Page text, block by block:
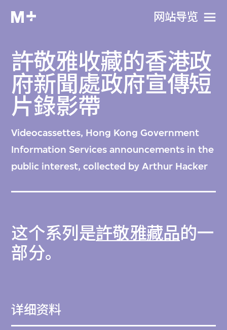
网站导览
許敬雅收藏的香港政
府新聞處政府宣傳短
片錄影帶
Videocassettes, Hong Kong Government
Information Services announcements in the
public interest, collected by Arthur Hacker
这个系列是許敬雅藏品的一
部分。
详细资料